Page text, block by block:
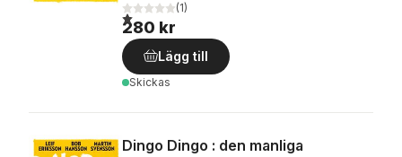
1,0utav 5 stjärnor. Totalt antal röster:
(1)
280 kr
Lägg till
Skickas
Dingo Dingo : den manliga